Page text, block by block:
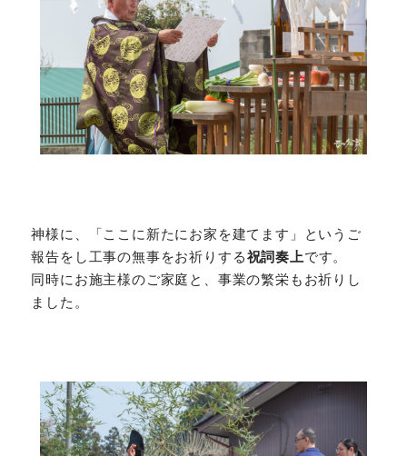
神様に、「ここに新たにお家を建てます」というご
報告をし工事の無事をお祈りする祝詞奏上です。
同時にお施主様のご家庭と、事業の繁栄もお祈りし
ました。